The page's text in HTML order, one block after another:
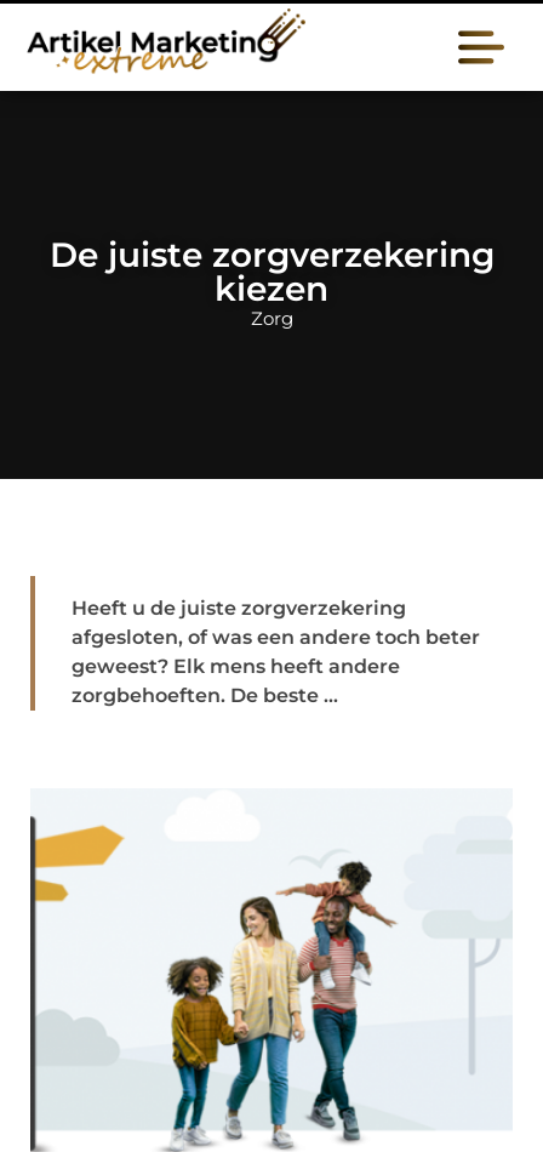
De juiste zorgverzekering
kiezen
Zorg
Heeft u de juiste zorgverzekering
afgesloten, of was een andere toch beter
geweest? Elk mens heeft andere
zorgbehoeften. De beste ...